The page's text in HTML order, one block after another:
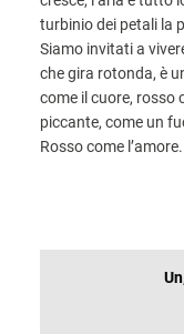
turbinio dei petali la
Siamo invitati a
che gira rotonda, è
come il cuore, rosso
piccante, come un
Rosso come l’amore.